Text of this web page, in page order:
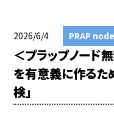
2026/6/4 PRAP
＜プラップノード
を有意義に作るた
検」